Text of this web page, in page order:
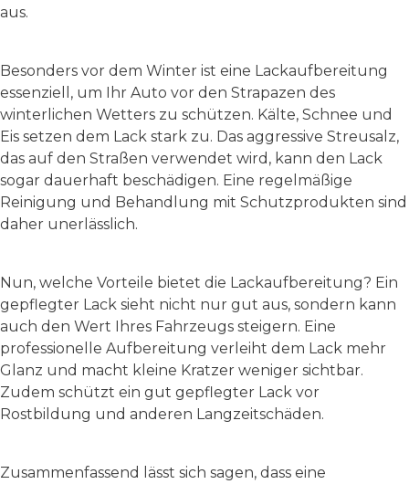
aus.
Besonders vor dem Winter ist eine Lackaufbereitung
essenziell, um Ihr Auto vor den Strapazen des
winterlichen Wetters zu schützen. Kälte, Schnee und
Eis setzen dem Lack stark zu. Das aggressive Streusalz,
das auf den Straßen verwendet wird, kann den Lack
sogar dauerhaft beschädigen. Eine regelmäßige
Reinigung und Behandlung mit Schutzprodukten sind
daher unerlässlich.
Nun, welche Vorteile bietet die Lackaufbereitung? Ein
gepflegter Lack sieht nicht nur gut aus, sondern kann
auch den Wert Ihres Fahrzeugs steigern. Eine
professionelle Aufbereitung verleiht dem Lack mehr
Glanz und macht kleine Kratzer weniger sichtbar.
Zudem schützt ein gut gepflegter Lack vor
Rostbildung und anderen Langzeitschäden.
Zusammenfassend lässt sich sagen, dass eine